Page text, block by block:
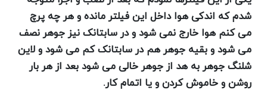
شدم که اندکی هوا داخل این فیلتر مانده و هر چه پرچ
می کنم هوا خارج نمی شود و در سابتانک نیز جوهر نصف
می شود و بقیه جوهر هم در سابتانک کم می شود و لاین
شلنگ جوهر به هد از جوهر خالی می شود بعد از هر بار
روشن و خاموش کردن و یا اتمام کار.